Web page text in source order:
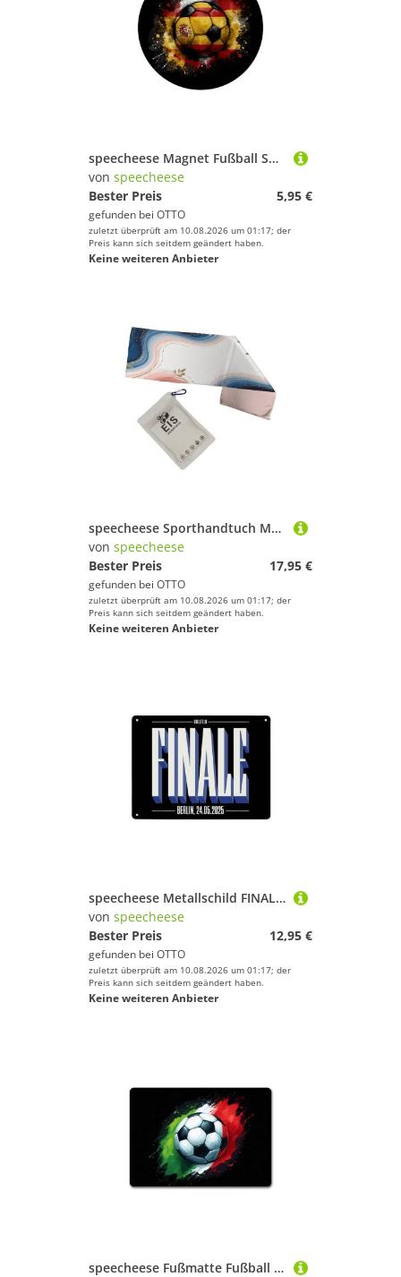
speecheese Magnet Fußball Spanien Flagge Magnet mit Flaschenöffner rund
von speecheese
Bester Preis
5,95 €
gefunden bei OTTO
zuletzt überprüft am 10.08.2026 um 01:17; der
Preis kann sich seitdem geändert haben.
Keine weiteren Anbieter
speecheese Sporthandtuch Marmormuster in Marineblau und Rosa Eishandtuch
von speecheese
Bester Preis
17,95 €
gefunden bei OTTO
zuletzt überprüft am 10.08.2026 um 01:17; der
Preis kann sich seitdem geändert haben.
Keine weiteren Anbieter
speecheese Metallschild FINALE 2025 Bielefeld Metallschild XL in 21x28 cm für das Pokalfinale
von speecheese
Bester Preis
12,95 €
gefunden bei OTTO
zuletzt überprüft am 10.08.2026 um 01:17; der
Preis kann sich seitdem geändert haben.
Keine weiteren Anbieter
speecheese Fußmatte Fußball Italien Flagge Fußmatte in 35x50 cm ohne Rand